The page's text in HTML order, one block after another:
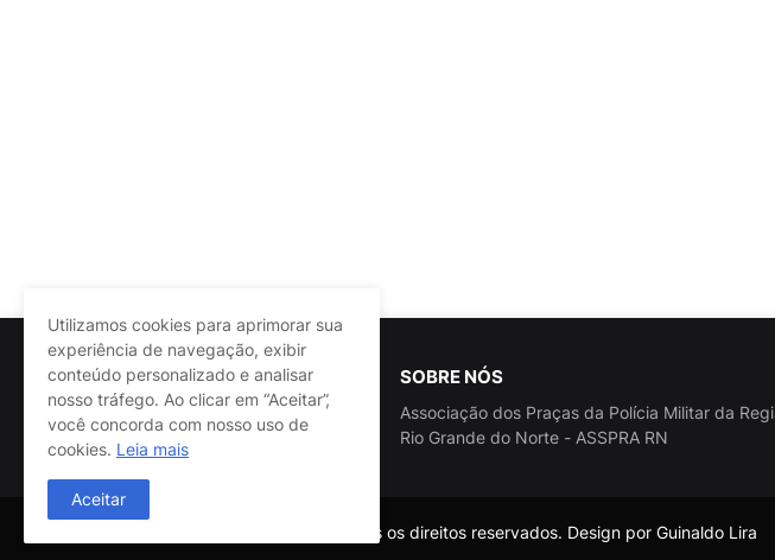
SOBRE NÓS
Associação dos Praças da Polícia Militar da
Rio Grande do Norte - ASSPRA RN
@ASSPRA RN Todos os direitos reservados. Design por Guinaldo Lira
Utilizamos cookies para aprimorar sua
experiência de navegação, exibir
conteúdo personalizado e analisar
nosso tráfego. Ao clicar em “Aceitar”,
você concorda com nosso uso de
cookies. Leia mais
Aceitar